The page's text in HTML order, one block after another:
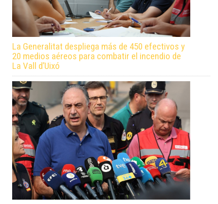
La Generalitat despliega más de 450 efectivos y
20 medios aéreos para combatir el incendio de
La Vall d’Uixó